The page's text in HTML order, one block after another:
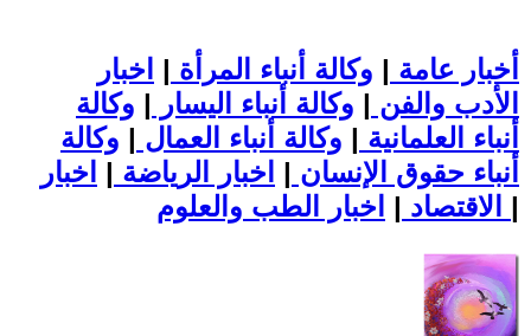
أخبار عامة | وكالة أنباء المرأة | اخبار
الأدب والفن | وكالة أنباء اليسار | وكالة
أنباء العلمانية | وكالة أنباء العمال | وكالة
أنباء حقوق الإنسان | اخبار الرياضة | اخبار
الاقتصاد | |